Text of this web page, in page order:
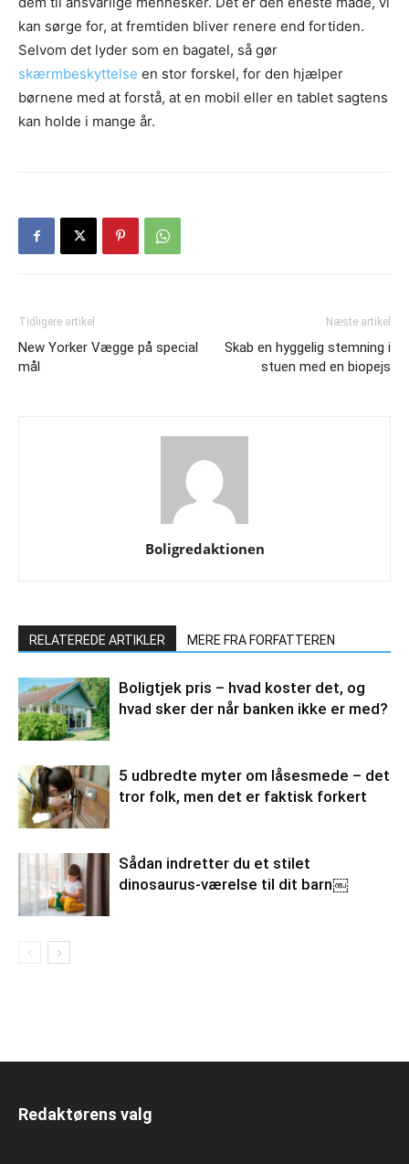
kan sørge for, at fremtiden bliver renere end fortiden.
Selvom det lyder som en bagatel, så gør
skærmbeskyttelse en stor forskel, for den hjælper
børnene med at forstå, at en mobil eller en tablet sagtens
kan holde i mange år.
Tidligere artikel
New Yorker Vægge på special
mål
Næste artikel
Skab en hyggelig stemning i
stuen med en biopejs
Boligredaktionen
RELATEREDE ARTIKLER MERE FRA FORFATTEREN
Boligtjek pris – hvad koster det, og
hvad sker der når banken ikke er med?
5 udbredte myter om låsesmede – det
tror folk, men det er faktisk forkert
Sådan indretter du et stilet
dinosaurus-værelse til dit barn￼
Redaktørens valg